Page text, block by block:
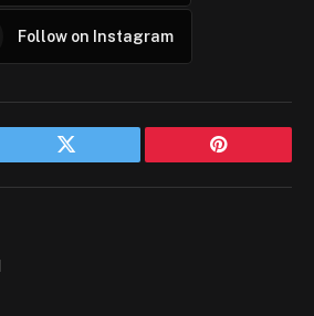
Follow on Instagram
Twitter Pinterest